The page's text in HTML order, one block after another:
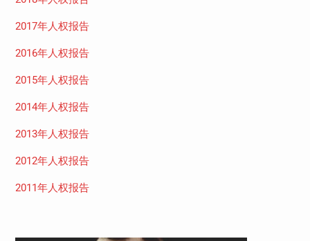
2017年人权报告
2016年人权报告
2015年人权报告
2014年人权报告
2013年人权报告
2012年人权报告
2011年人权报告